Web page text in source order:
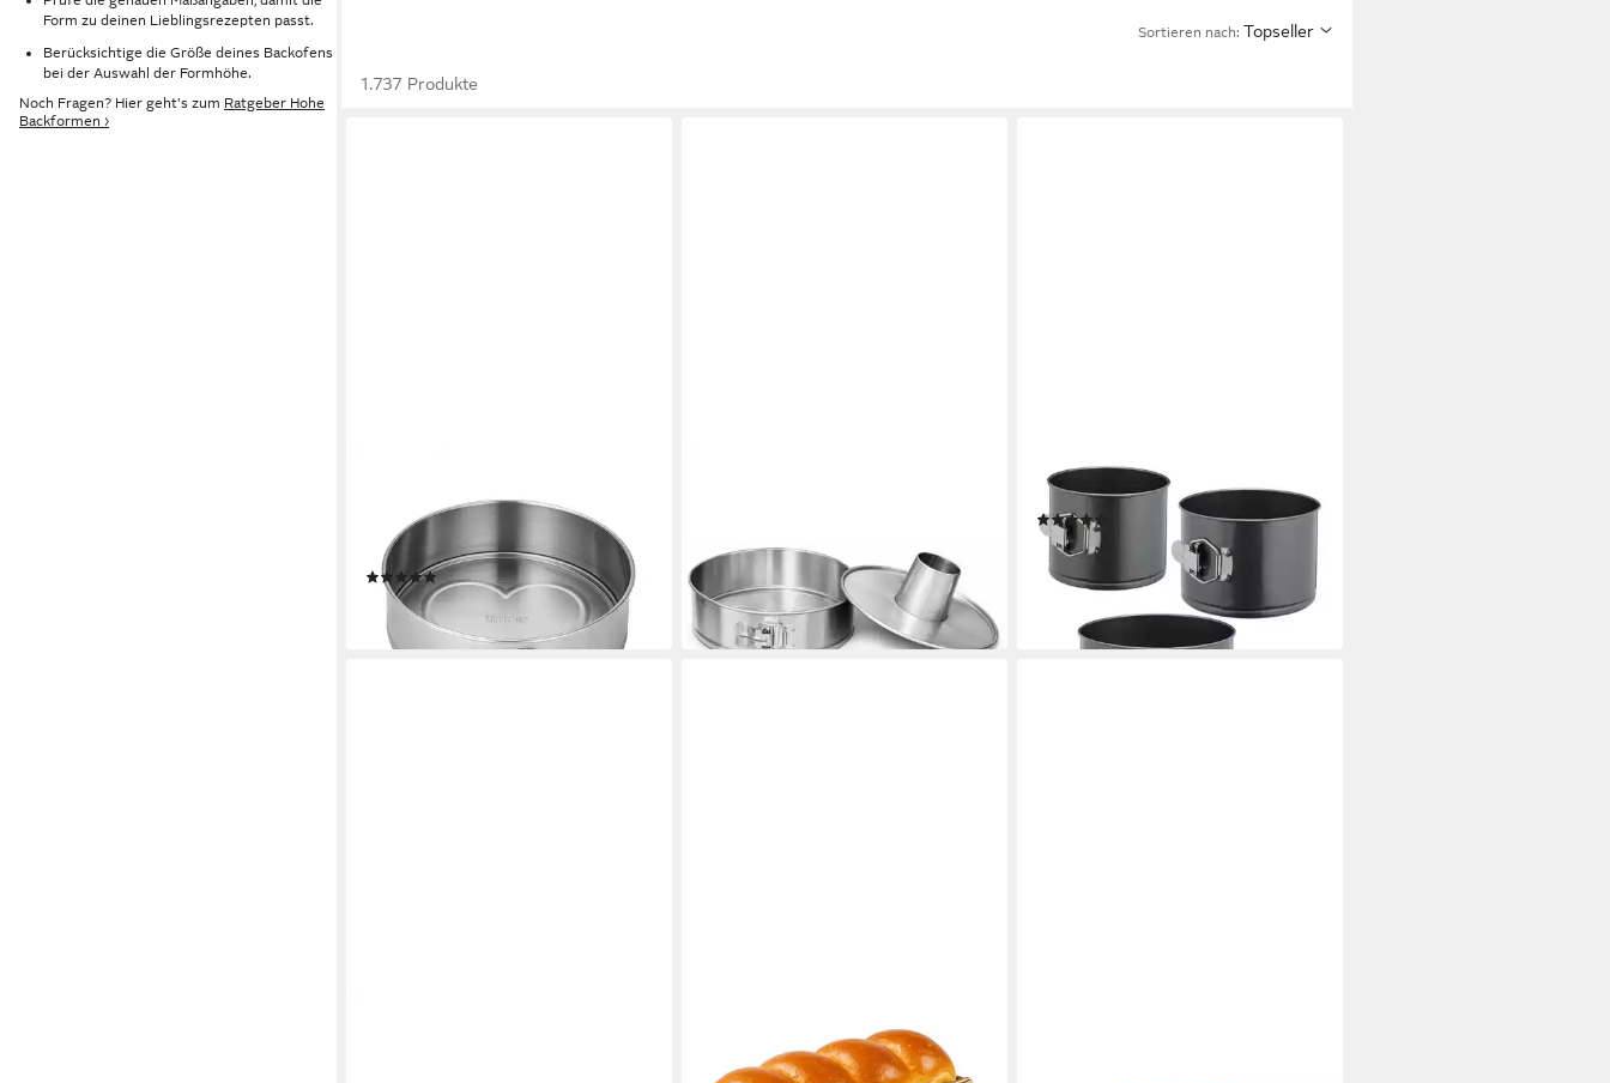
Form zu deinen Lieblingsrezepten passt.
Berücksichtige die Größe deines Backofens
bei der Auswahl der Formhöhe.
Noch Fragen? Hier geht's zum Ratgeber Hohe
Backformen ›
Sortieren nach: Topseller
1.737 Produkte
Springform Kuchenform Edelstahl
Backform unbeschichtet PFAS-frei
25 cm, (2-tlg)
(4)
29,99 €
lieferbar - in 2-3 Werktagen bei dir
25 cm, (3-tlg)
lieferbar - in 2-3 Werktagen bei dir
RELAXDAYS
Springform hoch 3er Set
16,99 € 39,99 €
-58%
lieferbar - in 2-3 Werktagen bei dir
Brotbackform Brotbackform mit
Deckel Extra Hohe Toastbrot